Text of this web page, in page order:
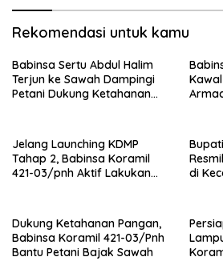
Rekomendasi untuk kamu
Babinsa Sertu Abdul Halim
Terjun ke Sawah Dampingi
Petani Dukung Ketahanan
Jelang Launching KDMP
Tahap 2, Babinsa Koramil
421-03/pnh Aktif Lakukan
di
Dukung Ketahanan Pangan,
Babinsa Koramil 421-03/Pnh
Bantu Petani Bajak Sawah